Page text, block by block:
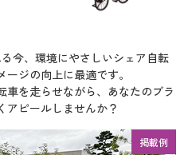
今、 環境にやさしいシェア自転
ジの向上に最適です。
を走らせながら、 あなたのブラ
アピールしませんか？